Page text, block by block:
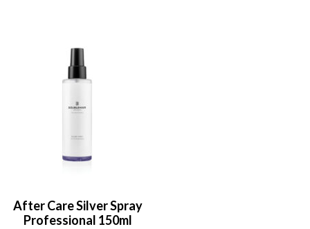
After Care Silver Spray
Professional 150ml